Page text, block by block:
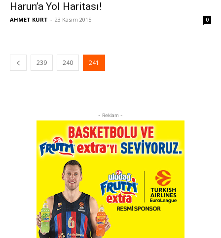
Harun’a Yol Haritası!
AHMET KURT - 23 Kasım 2015 0
239 240 241
- Reklam -